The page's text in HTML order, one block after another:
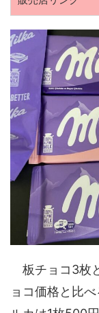
板チョコ3枚
ョコ価格と比